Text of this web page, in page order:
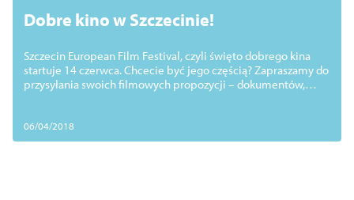
Dobre kino w Szczecinie!
Szczecin European Film Festival, czyli święto dobrego kina
startuje 14 czerwca. Chcecie być jego częścią? Zapraszamy do
przysyłania swoich filmowych propozycji – dokumentów,
06/04/2018